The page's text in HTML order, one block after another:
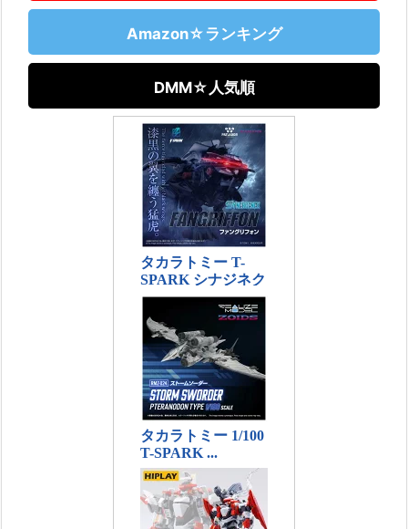
Amazon☆ランキング
DMM☆人気順